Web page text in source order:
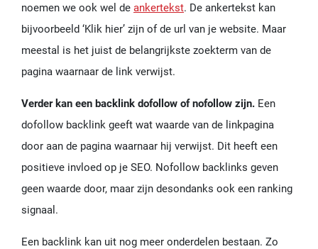
noemen we ook wel de ankertekst. De ankertekst kan
bijvoorbeeld ‘Klik hier’ zijn of de url van je website. Maar
meestal is het juist de belangrijkste zoekterm van de
pagina waarnaar de link verwijst.
Verder kan een backlink dofollow of nofollow zijn. Een
dofollow backlink geeft wat waarde van de linkpagina
door aan de pagina waarnaar hij verwijst. Dit heeft een
positieve invloed op je SEO. Nofollow backlinks geven
geen waarde door, maar zijn desondanks ook een ranking
signaal.
Een backlink kan uit nog meer onderdelen bestaan. Zo